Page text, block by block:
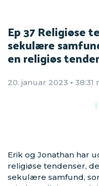
Ep 37 Religiøse
sekulære
en religiøs
20. januar 2023 - 38:31
Erik og Jonathan har
religiøse tendenser,
sekulære samfund,